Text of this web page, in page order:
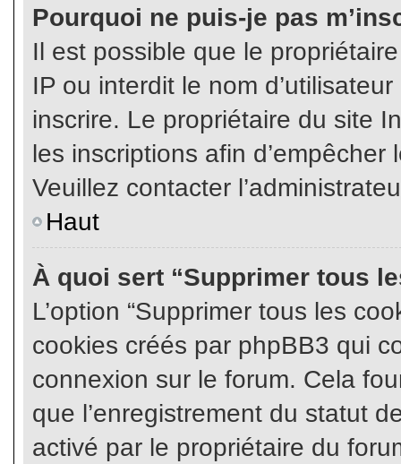
Pourquoi ne puis-je pas
Il est possible que le
IP ou interdit le nom
inscrire. Le propriétaire du site
les inscriptions afin d’empêcher
Veuillez contacter
Haut
À quoi sert “Supprimer tous
L’option “Supprimer tous les
cookies créés par phpBB3 qui
connexion sur le forum. Cela
que l’enregistrement du statut
activé par le propriétaire du